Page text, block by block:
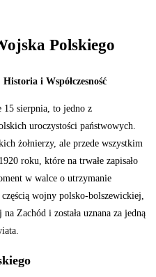
Polskiego
i Współczesność
15 sierpnia, to jedno z
uroczystości państwowych.
żołnierzy, ale przede wszystkim
roku, które na trwałe zapisało
w walce o utrzymanie
wojny polsko-bolszewickiej,
Zachód i została uznana za jedną